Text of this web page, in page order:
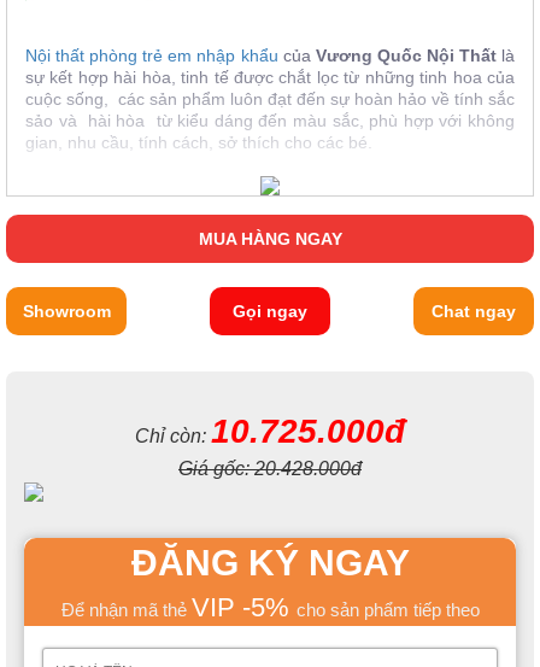
Nội thất phòng trẻ em nhập khẩu của Vương Quốc Nội Thấtlà
sự kết hợp hài hòa, tinh tế được chắt lọc từ những tinh hoa của
cuộc sống, các sản phẩm luôn đạt đến sự hoàn hảo về tính sắc
sảo và hài hòa từ kiểu dáng đến màu sắc, phù hợp với không
gian, nhu cầu, tính cách, sở thích cho các bé.
MUA HÀNG NGAY
Showroom Gọi ngay Chat ngay
Chỉ còn: 10.725.000đ
Giá gốc:20.428.000đ
ĐĂNG KÝ NGAY
Để nhận mã thẻ VIP -5% cho sản phẩm tiếp theo